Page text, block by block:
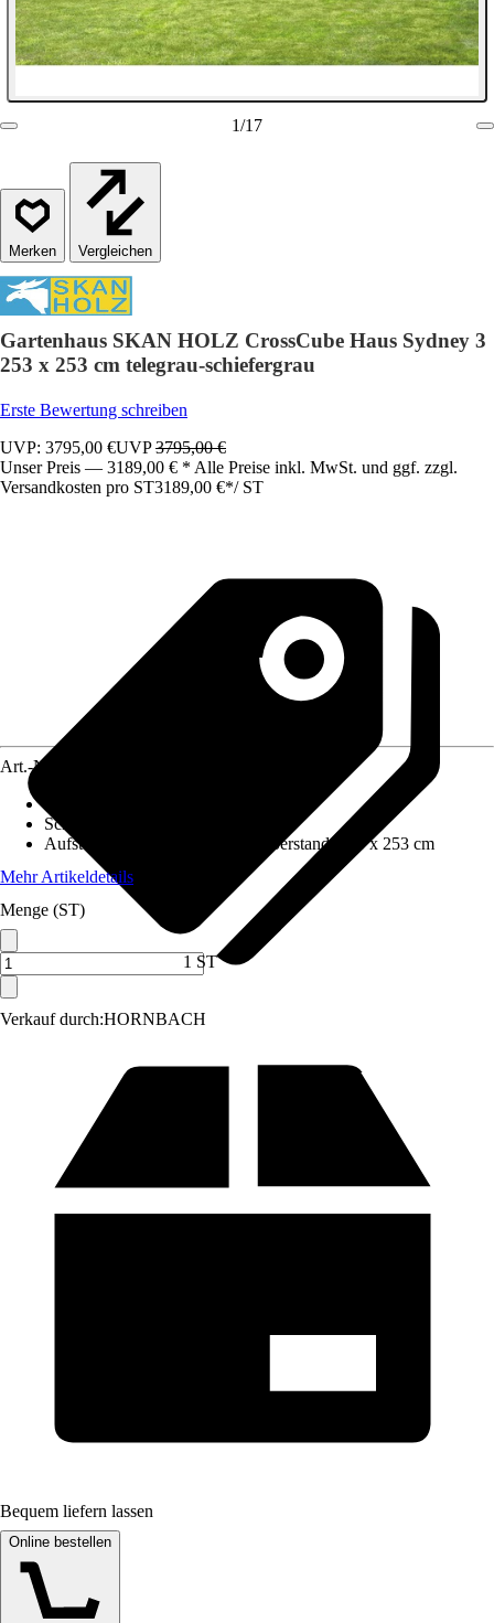
1/17
Vergleichen
Gartenhaus SKAN HOLZ CrossCube Haus Sydney 3
253 x 253 cm telegrau-schiefergrau
Erste Bewertung schreiben
UVP: 3795,00 €UVP3795,00 €
Unser Preis — 3189,00 € * Alle Preise inkl. MwSt. und ggf. zzgl.
Versandkosten pro ST3189,00 €*/ ST
Verkauf durch:HORNBACH
Art.-Nr.
Schneelast
Aufstellmaße B x T ohne Dachüberstand:
253 x 253 cm
Mehr Artikeldetails
Menge (ST)
1 ST
Bequem liefern lassen
Online bestellen